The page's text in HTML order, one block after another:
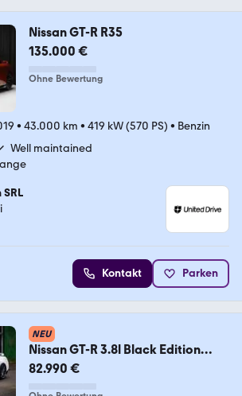
Nissan GT-R R35
135.000 €
Ohne Bewertung
• 43.000 km • 419 kW (570 PS) • Benzin
Well maintained
Kontakt Parken
NEU
Nissan GT-R 3.8l Black Edition
Black Edition
82.990 €